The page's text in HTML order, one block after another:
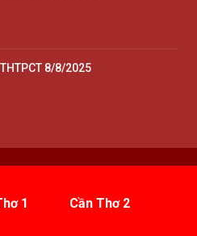
8/8/2025
1 Cần Thơ 2